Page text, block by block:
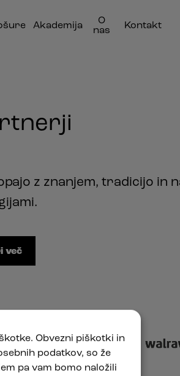
Akademija
O
nas
Kontakt
z znanjem, tradicijo in
več
Obvezni piškotki in
podatkov, so že
pa vam bomo naložili